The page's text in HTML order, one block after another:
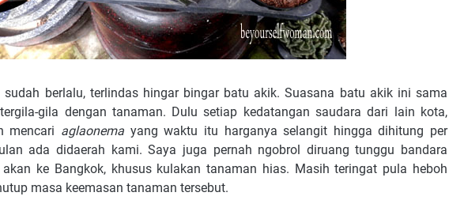
berlalu, terlindas hingar bingar batu akik. Suasana batu akik ini sama
gila dengan tanaman. Dulu setiap kedatangan saudara dari lain kota,
mencari aglaonema yang waktu itu harganya selangit hingga dihitung per
ada didaerah kami. Saya juga pernah ngobrol diruang tunggu bandara
ke Bangkok, khusus kulakan tanaman hias. Masih teringat pula heboh
masa keemasan tanaman tersebut.